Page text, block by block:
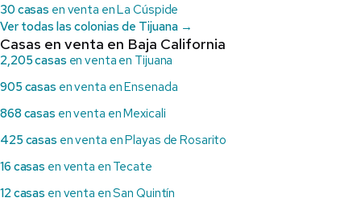
30 casas en venta en La Cúspide
Ver todas las colonias de Tijuana →
Casas en venta en Baja California
2,205 casas en venta en Tijuana
905 casas en venta en Ensenada
868 casas en venta en Mexicali
425 casas en venta en Playas de Rosarito
16 casas en venta en Tecate
12 casas en venta en San Quintín